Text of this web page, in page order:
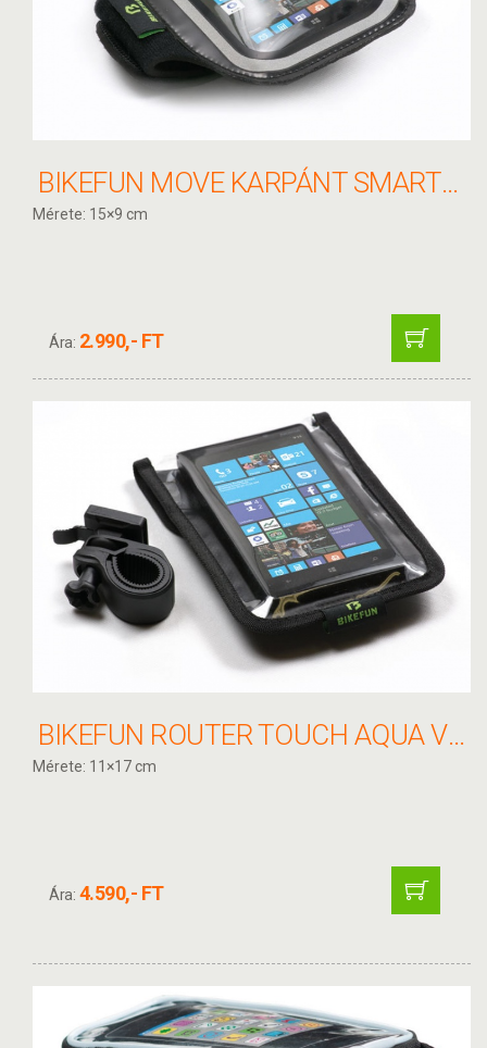
BIKEFUN MOVE KARPÁNT SMARTPHONE-HOZ - B03072
Mérete: 15×9 cm
Ára: 2.990,- FT
BIKEFUN ROUTER TOUCH AQUA VÍZÁLLÓ TELEFON/GPS TARTÓ KORMÁNYRA - B11047
Mérete: 11×17 cm
Ára: 4.590,- FT